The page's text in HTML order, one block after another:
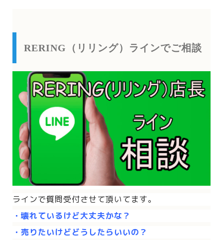
RERING（リリング）ラインでご相談
ラインで質問受付させて頂いてます。
・壊れているけど大丈夫かな？
・売りたいけどどうしたらいいの？